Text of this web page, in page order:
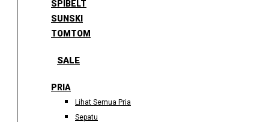
SPIBELT
SUNSKI
TOMTOM
SALE
PRIA
Lihat Semua Pria
Sepatu